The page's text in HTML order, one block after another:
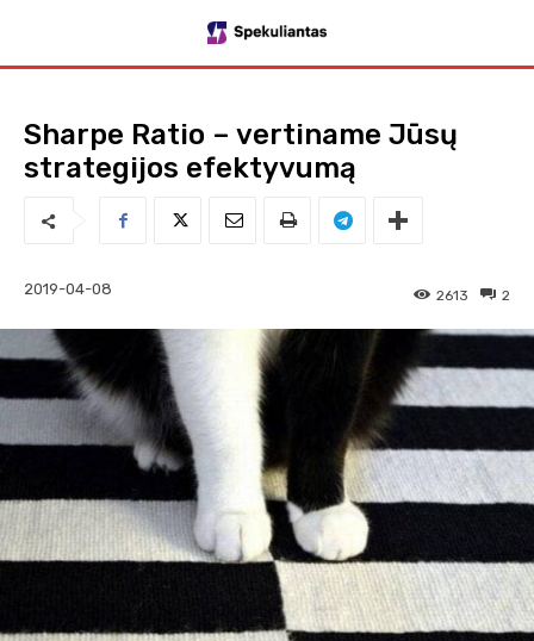
Sharpe Ratio – vertiname Jūsų
strategijos efektyvumą
2019-04-08 2
2613